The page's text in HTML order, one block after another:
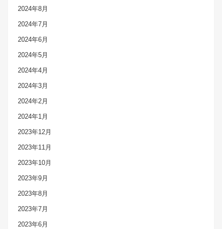
2024年8月
2024年7月
2024年6月
2024年5月
2024年4月
2024年3月
2024年2月
2024年1月
2023年12月
2023年11月
2023年10月
2023年9月
2023年8月
2023年7月
2023年6月